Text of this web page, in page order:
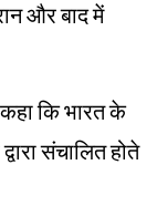
और बाद में
कहा कि भारत के
संचालित होते